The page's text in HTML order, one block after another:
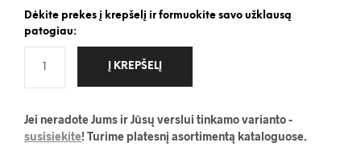
Dėkite prekes į krepšelį ir formuokite savo užklausą
patogiau:
Į KREPŠELĮ
Jei neradote Jums ir Jūsų verslui tinkamo varianto -
susisiekite! Turime platesnį asortimentą kataloguose.